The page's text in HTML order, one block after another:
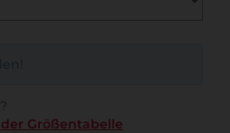
Größentabelle